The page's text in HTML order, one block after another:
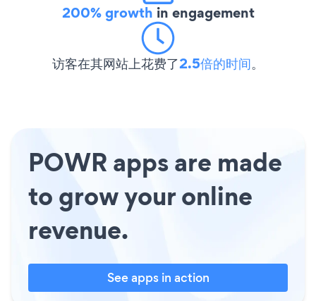
200% growth in engagement
访客在其网站上花费了2.5倍的时间。
POWR apps are made
to grow your online
revenue.
See apps in action